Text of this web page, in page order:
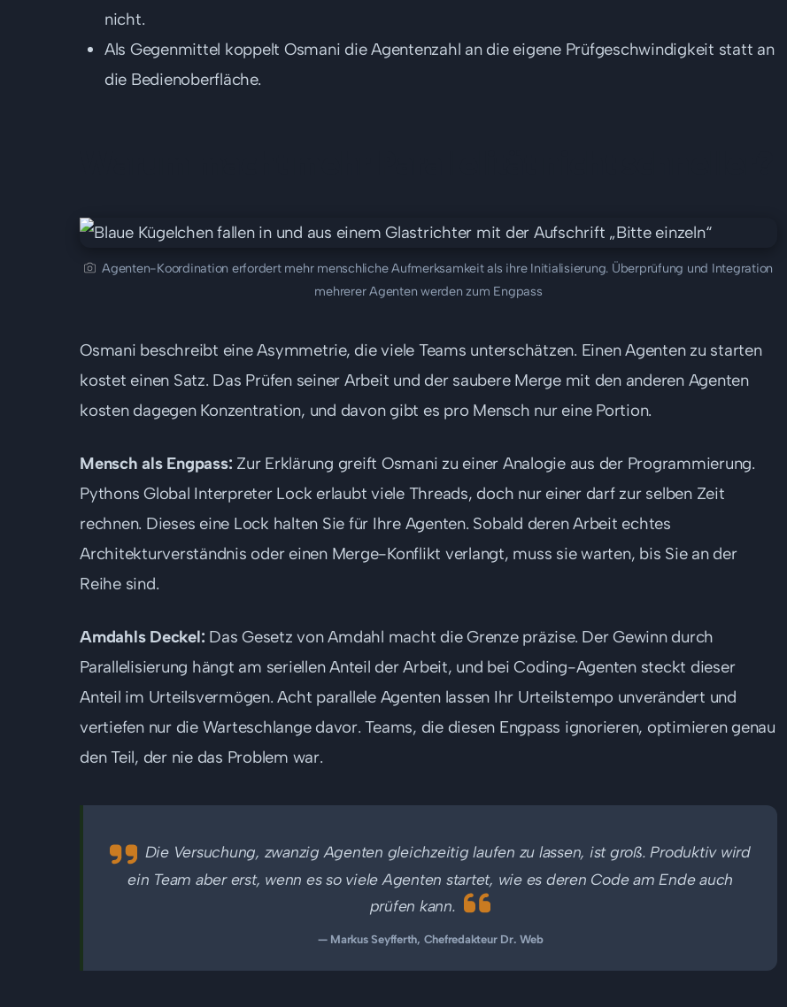
nicht.
Als Gegenmittel koppelt Osmani die Agentenzahl an die eigene Prüfgeschwindigkeit statt an
die Bedienoberfläche.
Agenten-Koordination erfordert mehr menschliche Aufmerksamkeit als ihre Initialisierung. Überprüfung und Integration
mehrerer Agenten werden zum Engpass
Osmani beschreibt eine Asymmetrie, die viele Teams unterschätzen. Einen Agenten zu starten
kostet einen Satz. Das Prüfen seiner Arbeit und der saubere Merge mit den anderen Agenten
kosten dagegen Konzentration, und davon gibt es pro Mensch nur eine Portion.
Mensch als Engpass: Zur Erklärung greift Osmani zu einer Analogie aus der Programmierung.
Pythons Global Interpreter Lock erlaubt viele Threads, doch nur einer darf zur selben Zeit
rechnen. Dieses eine Lock halten Sie für Ihre Agenten. Sobald deren Arbeit echtes
Architekturverständnis oder einen Merge-Konflikt verlangt, muss sie warten, bis Sie an der
Reihe sind.
Amdahls Deckel: Das Gesetz von Amdahl macht die Grenze präzise. Der Gewinn durch
Parallelisierung hängt am seriellen Anteil der Arbeit, und bei Coding-Agenten steckt dieser
Anteil im Urteilsvermögen. Acht parallele Agenten lassen Ihr Urteilstempo unverändert und
vertiefen nur die Warteschlange davor. Teams, die diesen Engpass ignorieren, optimieren genau
den Teil, der nie das Problem war.
Die Versuchung, zwanzig Agenten gleichzeitig laufen zu lassen, ist groß. Produktiv wird
ein Team aber erst, wenn es so viele Agenten startet, wie es deren Code am Ende auch
prüfen kann.
— Markus Seyfferth, Chefredakteur Dr. Web